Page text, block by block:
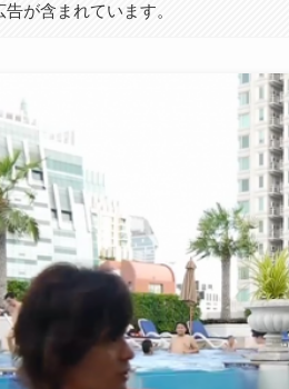
が含まれています。